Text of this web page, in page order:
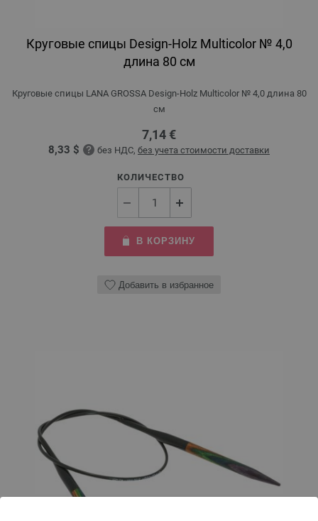
Круговые спицы Design-Holz Multicolor № 4,0
длина 80 см
Круговые спицы LANA GROSSA Design-Holz Multicolor № 4,0 длина 80
см
7,14 €
8,33 $ без НДС, без учета стоимости доставки
КОЛИЧЕСТВО
В КОРЗИНУ
Добавить в избранное